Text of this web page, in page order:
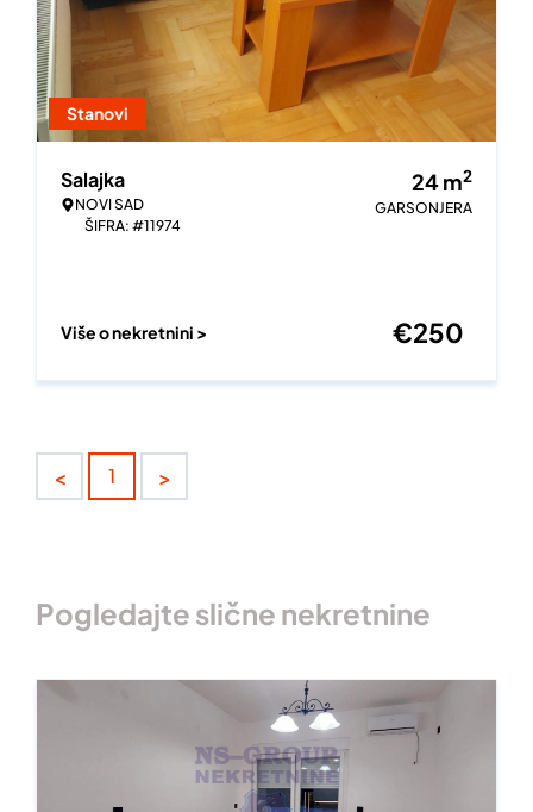
Stanovi
Salajka
NOVI SAD
ŠIFRA: #11974
24m2
GARSONJERA
Više o nekretnini > €250
< 1 >
Pogledajte slične nekretnine